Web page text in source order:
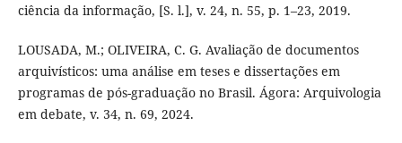
ciência da informação, [S. l.], v. 24, n. 55, p. 1–23, 2019.
LOUSADA, M.; OLIVEIRA, C. G. Avaliação de documentos
arquivísticos: uma análise em teses e dissertações em
programas de pós-graduação no Brasil. Ágora: Arquivologia
em debate, v. 34, n. 69, 2024.